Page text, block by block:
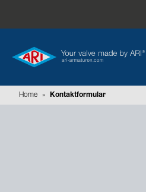
Home » Kontaktformular